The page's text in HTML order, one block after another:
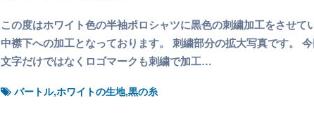
この度はホワイト色の半袖ポロシャツに黒色の刺繍加工をさせて
中襟下への加工となっております。 刺繍部分の拡大写真です。
文字だけではなくロゴマークも刺繍で加工…
バートル,ホワイトの生地,黒の糸